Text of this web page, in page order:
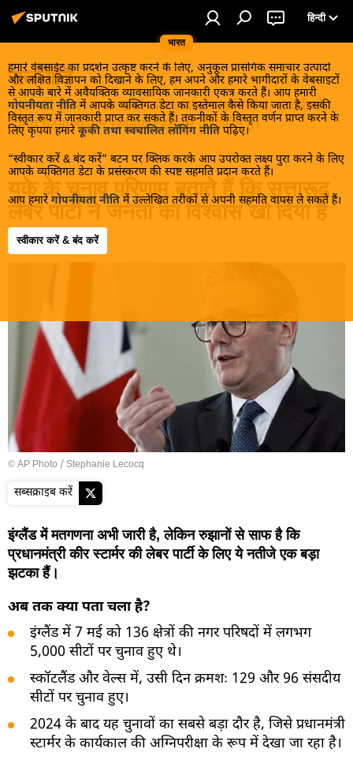
भारत
हिन्दी
हमारे वेबसाईट का प्रदर्शन उत्कृष्ट करने के लिए, अनुकूल प्रासंगिक समाचार उत्पादों
और लक्षित विज्ञापन को दिखाने के लिए, हम अपने और हमारे भागीदारों के वेबसाइटों
से आपके बारे में अवैयक्तिक व्यावसायिक जानकारी एकत्र करते हैं। आप हमारी
गोपनीयता नीति में आपके व्यक्तिगत डेटा का इस्तेमाल कैसे किया जाता है, इसकी
विस्तृत रूप में जानकारी प्राप्त कर सकते हैं। तकनीकों के विस्तृत वर्णन प्राप्त करने के
लिए कृपया हमारे कूकी तथा स्वचालित लॉगिंग नीति पढ़िए।
“स्वीकार करें & बंद करें” बटन पर क्लिक करके आप उपरोक्त लक्ष्य पुरा करने के लिए
आपके व्यक्तिगत डेटा के प्रसंस्करण की स्पष्ट सहमति प्रदान करते हैं।
आप हमारे गोपनीयता नीति में उल्लेखित तरीकों से अपनी सहमति वापस ले सकते हैं।
स्वीकार करें & बंद करें
राजनीति
भारत की सबसे ताज़ा खबरें और वायरल कहानियाँ प्राप्त करें जो
राष्ट्रीय घटनाओं और स्थानीय ट्रेंड्स पर आधारित हैं।
यूके के चुनाव परिणाम बताते हैं कि सत्तारूढ़
लेबर पार्टी ने जनता का विश्वास खो दिया है
10:17 09.05.2026
© AP Photo / Stephanie Lecocq
सब्सक्राइब करें
इंग्लैंड में मतगणना अभी जारी है, लेकिन रुझानों से साफ है कि
प्रधानमंत्री कीर स्टार्मर की लेबर पार्टी के लिए ये नतीजे एक बड़ा
झटका हैं।
अब तक क्या पता चला है?
इंग्लैंड में 7 मई को 136 क्षेत्रों की नगर परिषदों में लगभग
5,000 सीटों पर चुनाव हुए थे।
स्कॉटलैंड और वेल्स में, उसी दिन क्रमशः 129 और 96 संसदीय
सीटों पर चुनाव हुए।
2024 के बाद यह चुनावों का सबसे बड़ा दौर है, जिसे प्रधानमंत्री
स्टार्मर के कार्यकाल की अग्निपरीक्षा के रूप में देखा जा रहा है।